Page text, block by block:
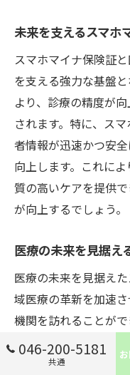
未来を支えるスマホ
スマホマイナ保険証
を支える強力な基盤
より、診療の精度が
されます。特に、ス
者情報が迅速かつ安
向上します。これに
質の高いケアを提供
が向上するでしょう。
医療の未来を見据え
医療の未来を見据え
域医療の革新を加速
機関を訪れることが
タル化を一層進める
にとっては、ITリテ
046-200-5181
共通